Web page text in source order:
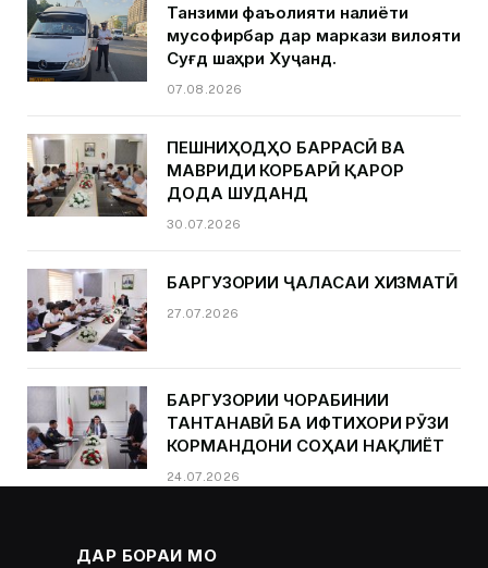
Танзими фаъолияти нақлиёти
мусофирбар дар маркази вилояти
Суғд шаҳри Хуҷанд.
07.08.2026
ПЕШНИҲОДҲО БАРРАСӢ ВА
МАВРИДИ КОРБАРӢ ҚАРОР
ДОДА ШУДАНД
30.07.2026
БАРГУЗОРИИ ҶАЛАСАИ ХИЗМАТӢ
27.07.2026
БАРГУЗОРИИ ЧОРАБИНИИ
ТАНТАНАВӢ БА ИФТИХОРИ РӮЗИ
КОРМАНДОНИ СОҲАИ НАҚЛИЁТ
24.07.2026
ДАР БОРАИ МО